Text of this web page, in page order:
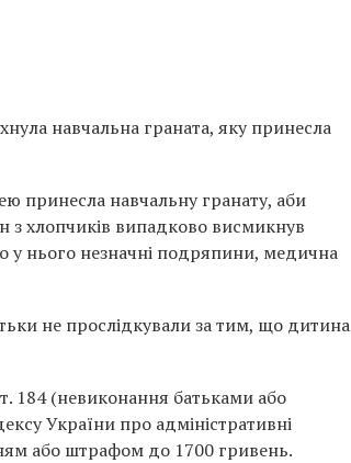
навчальна граната, яку принесла
принесла навчальну гранату, аби
хлопчиків випадково висмикнув
у нього незначні подряпини, медична
не прослідкували за тим, що дитина
184 (невиконання батьками або
України про адміністративні
або штрафом до 1700 гривень.